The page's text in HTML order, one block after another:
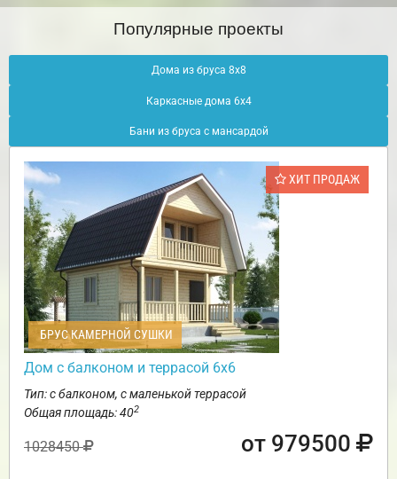
Популярные проекты
Дома из бруса 8х8
Каркасные дома 6х4
Бани из бруса с мансардой
ХИТ ПРОДАЖ
БРУС КАМЕРНОЙ СУШКИ
Дом с балконом и террасой 6х6
Тип: с балконом, с маленькой террасой
Общая площадь: 402
1028450 от 979500